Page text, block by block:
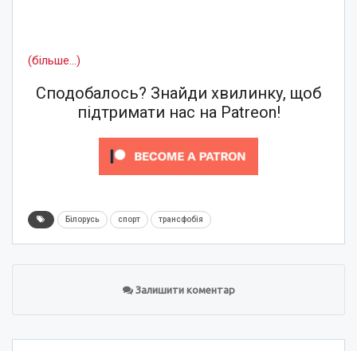
(більше…)
Сподобалось? Знайди хвилинку, щоб
підтримати нас на Patreon!
Білорусь спорт трансфобія
Залишити коментар